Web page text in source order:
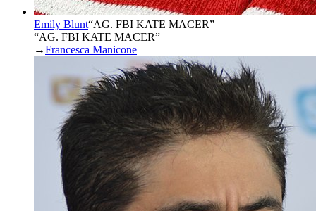
Emily Blunt“AG. FBI KATE MACER”
“AG. FBI KATE MACER”
→Francesca Manicone